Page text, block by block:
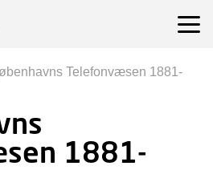
Telefonvæsen 1881-
1881-